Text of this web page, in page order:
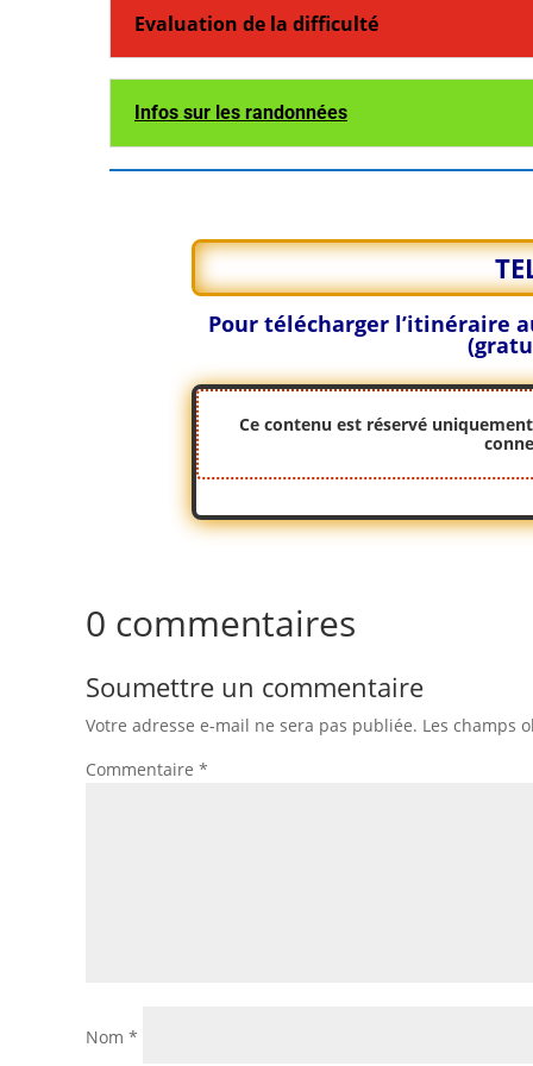
Evaluation de la difficulté
Infos sur les randonnées
Pour télécharger l’itinéraire
Ce contenu est réservé
0 commentaires
Soumettre un commentaire
Votre adresse e-mail ne sera pas publiée. Les champs
Commentaire *
Nom *